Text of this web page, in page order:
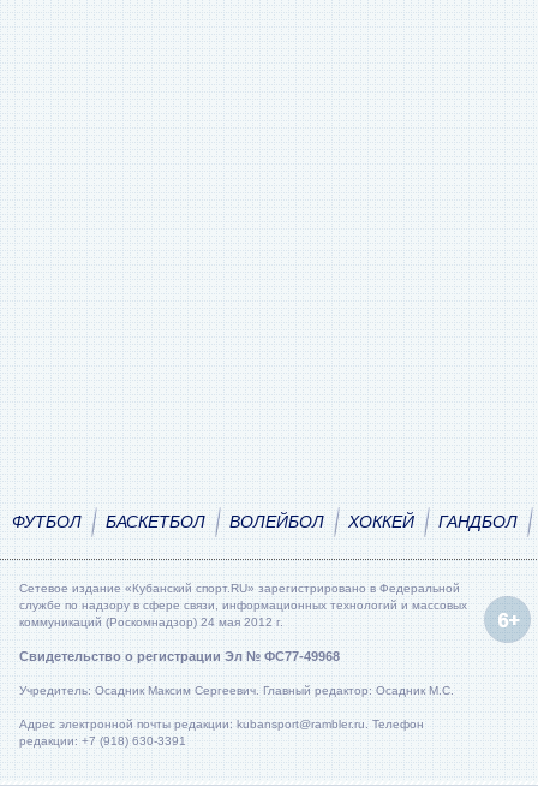
ФУТБОЛ БАСКЕТБОЛ ВОЛЕЙБОЛ ХОККЕЙ ГАНДБОЛ
Сетевое издание «Кубанский спорт.RU» зарегистрировано в Федеральной
службе по надзору в сфере связи, информационных технологий и массовых
коммуникаций (Роскомнадзор) 24 мая 2012 г.
Свидетельство о регистрации Эл № ФС77-49968
Учредитель: Осадник Максим Сергеевич. Главный редактор: Осадник М.С.
Адрес электронной почты редакции: kubansport@rambler.ru. Телефон
редакции: +7 (918) 630-3391